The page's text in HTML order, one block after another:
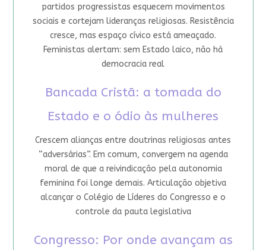
partidos progressistas esquecem movimentos
sociais e cortejam lideranças religiosas. Resistência
cresce, mas espaço cívico está ameaçado.
Feministas alertam: sem Estado laico, não há
democracia real
Bancada Cristã: a tomada do
Estado e o ódio às mulheres
Crescem alianças entre doutrinas religiosas antes
“adversárias”. Em comum, convergem na agenda
moral de que a reivindicação pela autonomia
feminina foi longe demais. Articulação objetiva
alcançar o Colégio de Líderes do Congresso e o
controle da pauta legislativa
Congresso: Por onde avançam as